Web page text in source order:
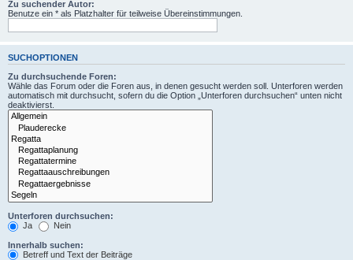
Zu suchender Autor:
Benutze ein * als Platzhalter für teilweise Übereinstimmungen.
SUCHOPTIONEN
Zu durchsuchende Foren:
Wähle das Forum oder die Foren aus, in denen gesucht werden soll. Unterforen werden
automatisch mit durchsucht, sofern du die Option „Unterforen durchsuchen“ unten nicht
deaktivierst.
Unterforen durchsuchen:
Ja
Nein
Innerhalb suchen:
Betreff und Text der Beiträge